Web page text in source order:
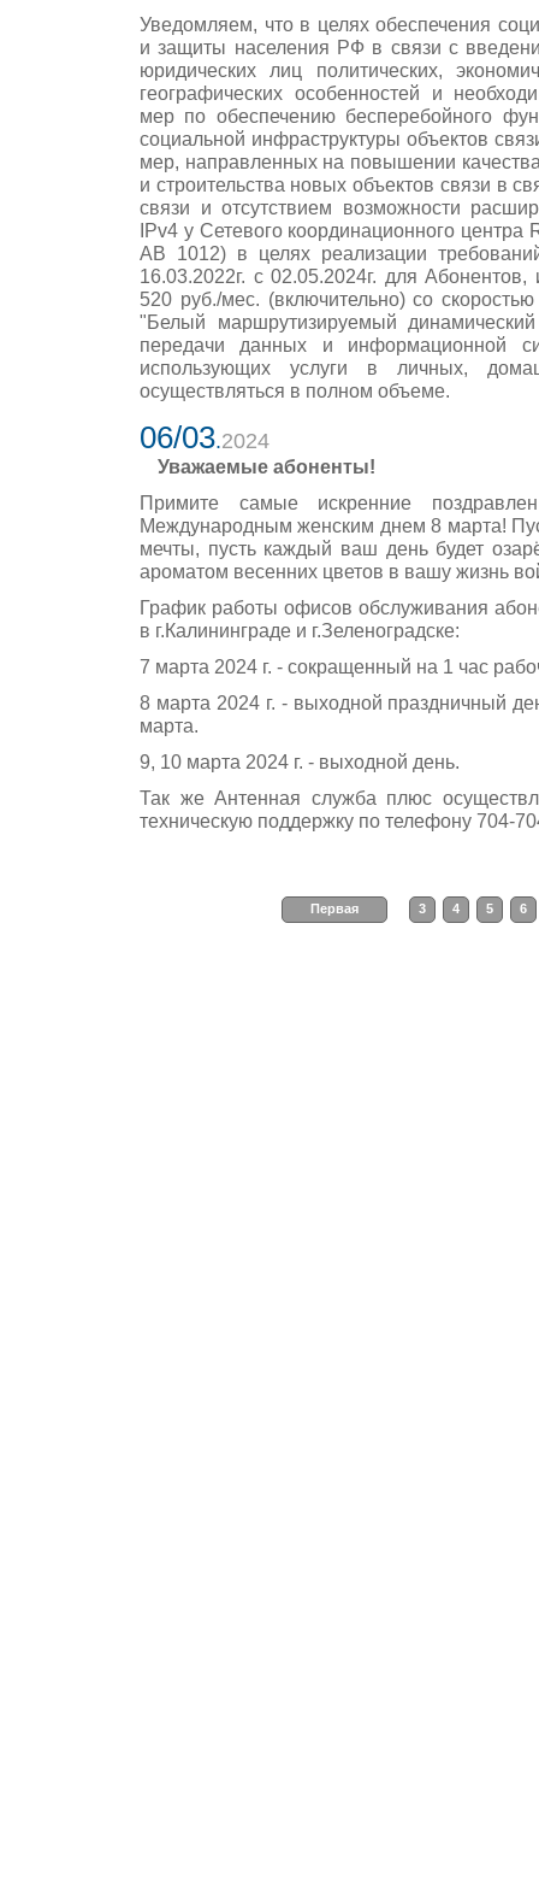
Уведомляем, что в целях обеспечения
и защиты населения РФ в связи с
юридических лиц политических,
географических особенностей и
мер по обеспечению бесперебойного
социальной инфраструктуры объектов
мер, направленных на повышении
и строительства новых объектов связи в
связи и отсутствием возможности
IPv4 у Сетевого координационного
АВ 1012) в целях реализации
16.03.2022г. с 02.05.2024г. для
520 руб./мес. (включительно) со
"Белый маршрутизируемый
передачи данных и информационной
использующих услуги в личных,
осуществляться в полном объеме.
06/03.2024
Уважаемые абоненты!
Примите самые искренние
Международным женским днем 8 марта!
мечты, пусть каждый ваш день будет
ароматом весенних цветов в вашу жизнь
График работы офисов обслуживания
в г.Калининграде и г.Зеленоградске:
7 марта 2024 г. - сокращенный на 1 час
8 марта 2024 г. - выходной праздничный
марта.
9, 10 марта 2024 г. - выходной день.
Так же Антенная служба плюс
техническую поддержку по телефону 704-
Первая 3 4 5 6